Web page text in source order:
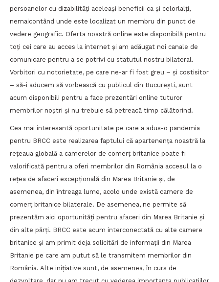
persoanelor cu dizabilități aceleași beneficii ca și celorlalți,
nemaicontând unde este localizat un membru din punct de
vedere geografic. Oferta noastră online este disponibilă pentru
toți cei care au acces la internet și am adăugat noi canale de
comunicare pentru a se potrivi cu statutul nostru bilateral.
Vorbitori cu notorietate, pe care ne-ar fi fost greu – și costisitor
– să-i aducem să vorbească cu publicul din București, sunt
acum disponibili pentru a face prezentări online tuturor
membrilor noștri și nu trebuie să petreacă timp călătorind.
Cea mai interesantă oportunitate pe care a adus-o pandemia
pentru BRCC este realizarea faptului că apartenența noastră la
rețeaua globală a camerelor de comerț britanice poate fi
valorificată pentru a oferi membrilor din România accesul la o
rețea de afaceri excepțională din Marea Britanie și, de
asemenea, din întreaga lume, acolo unde există camere de
comerț britanice bilaterale. De asemenea, ne permite să
prezentăm aici oportunități pentru afaceri din Marea Britanie și
din alte părți. BRCC este acum interconectată cu alte camere
britanice și am primit deja solicitări de informații din Marea
Britanie pe care am putut să le transmitem membrilor din
România. Alte inițiative sunt, de asemenea, în curs de